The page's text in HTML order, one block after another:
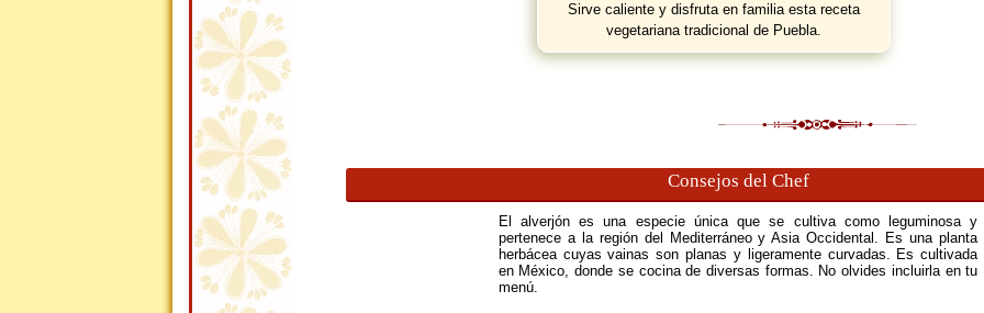
Sirve caliente y disfruta en familia esta receta
vegetariana tradicional de Puebla.
Consejos del Chef
El alverjón es una especie única que se cultiva como leguminosa y
pertenece a la región del Mediterráneo y Asia Occidental. Es una planta
herbácea cuyas vainas son planas y ligeramente curvadas. Es cultivada
en México, donde se cocina de diversas formas. No olvides incluirla en tu
menú.